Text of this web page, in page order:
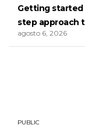
Getting started
step approach
agosto 6, 2026
PUBLIC